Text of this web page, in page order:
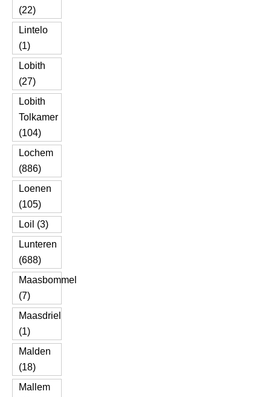
(22)
Lintelo
(1)
Lobith
(27)
Lobith
Tolkamer
(104)
Lochem
(886)
Loenen
(105)
Loil (3)
Lunteren
(688)
Maasbommel
(7)
Maasdriel
(1)
Malden
(18)
Mallem